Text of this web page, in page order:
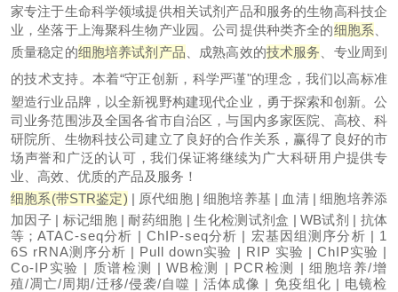
家专注于生命科学领域提供相关试剂产品和服务的生物高科技企
业，坐落于上海聚科生物产业园。公司提供种类齐全的细胞系
质量稳定的细胞培养试剂产品 、成熟高效的技术服务 、专业周到
的技术支持。本着“守正创新，科学严谨"的理念，我们以高标准
塑造行业品牌，以全新视野构建现代企业，勇于探索和创新。公
司业务范围涉及全国各省市自治区，与国内多家医院、高校、科
研院所、生物科技公司建立了良好的合作关系，赢得了良好的市
场声誉和广泛的认可，我们保证将继续为广大科研用户提供专
业、高效、优质的产品及服务！
细胞系(带STR鉴定) | 原代细胞 | 细胞培养基 | 血清 | 细胞培养添
加因子 | 标记细胞 | 耐药细胞 | 生化检测试剂盒 | WB试剂 | 抗体
等；ATAC-seq分析 | ChIP-seq分析 | 宏基因组测序分析 | 1
6S rRNA测序分析 | Pull down实验 | RIP 实验 | ChIP实验 |
Co-IP实验 | 质谱检测 | WB检测 | PCR检测 | 细胞培养/增
殖/凋亡/周期/迁移/侵袭/自噬 | 活体成像 | 免疫组化 | 电镜检